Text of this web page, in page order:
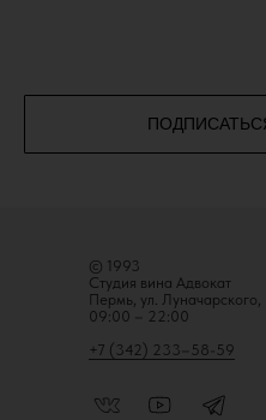
© 1993
Студия вина Адвокат
Пермь, ул. Луначарского,
09:00 – 22:00
+7 (342) 233–58-59